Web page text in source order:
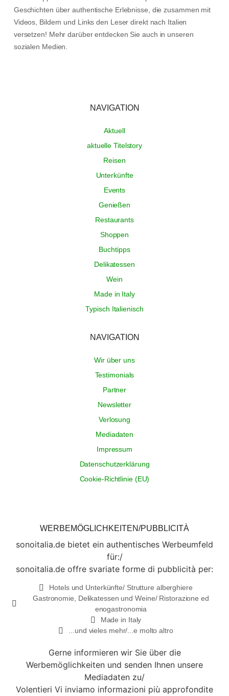
Geschichten über authentische Erlebnisse, die zusammen mit
Videos, Bildern und Links den Leser direkt nach Italien
versetzen! Mehr darüber entdecken Sie auch in unseren
sozialen Medien.
NAVIGATION
Aktuell
aktuelle Titelstory
Reisen
Unterkünfte
Events
Genießen
Restaurants
Shoppen
Buchtipps
Delikatessen
Wein
Made in Italy
Typisch Italienisch
NAVIGATION
Wir über uns
Testimonials
Partner
Newsletter
Verlosung
Mediadaten
Impressum
Datenschutzerklärung
Cookie-Richtlinie (EU)
WERBEMÖGLICHKEITEN/PUBBLICITÀ
sonoitalia.de bietet ein authentisches Werbeumfeld
für:/
sonoitalia.de offre svariate forme di pubblicità per:
Hotels und Unterkünfte/ Strutture alberghiere
Gastronomie, Delikatessen und Weine/ Ristorazione ed
enogastronomia
Made in Italy
...und vieles mehr/...e molto altro
Gerne informieren wir Sie über die
Werbemöglichkeiten und senden Ihnen unsere
Mediadaten zu/
Volentieri Vi inviamo informazioni più approfondite